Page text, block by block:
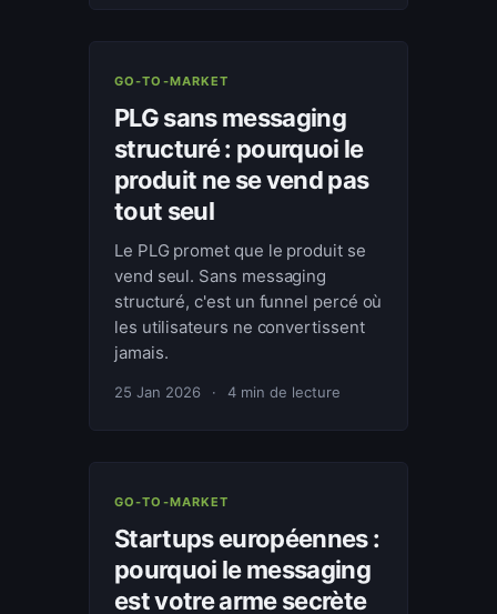
GO-TO-MARKET
PLG sans messaging
structuré : pourquoi le
produit ne se vend pas
tout seul
Le PLG promet que le produit se
vend seul. Sans messaging
structuré, c'est un funnel percé où
les utilisateurs ne convertissent
jamais.
25 Jan 2026 · 4 min de lecture
GO-TO-MARKET
Startups européennes :
pourquoi le messaging
est votre arme secrète